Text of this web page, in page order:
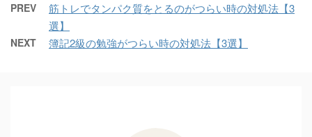
PREV
筋トレでタンパク質をとるのがつらい時の対処法【3
選】
NEXT 簿記2級の勉強がつらい時の対処法【3選】